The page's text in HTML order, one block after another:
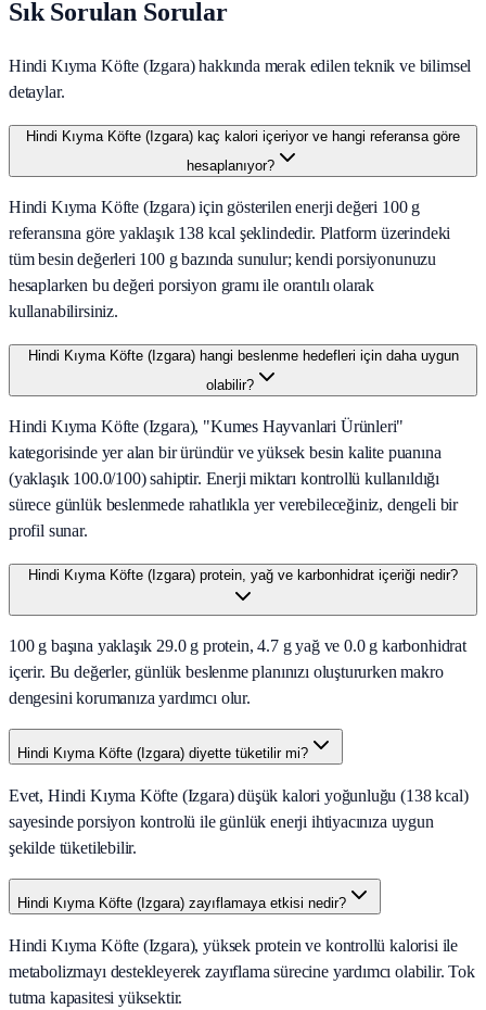
Sık Sorulan Sorular
Hindi Kıyma Köfte (Izgara) hakkında merak edilen teknik ve bilimsel
detaylar.
Hindi Kıyma Köfte (Izgara) kaç kalori içeriyor ve hangi referansa göre
hesaplanıyor?
Hindi Kıyma Köfte (Izgara) için gösterilen enerji değeri 100 g
referansına göre yaklaşık 138 kcal şeklindedir. Platform üzerindeki
tüm besin değerleri 100 g bazında sunulur; kendi porsiyonunuzu
hesaplarken bu değeri porsiyon gramı ile orantılı olarak
kullanabilirsiniz.
Hindi Kıyma Köfte (Izgara) hangi beslenme hedefleri için daha uygun
olabilir?
Hindi Kıyma Köfte (Izgara), "Kumes Hayvanlari Ürünleri"
kategorisinde yer alan bir üründür ve yüksek besin kalite puanına
(yaklaşık 100.0/100) sahiptir. Enerji miktarı kontrollü kullanıldığı
sürece günlük beslenmede rahatlıkla yer verebileceğiniz, dengeli bir
profil sunar.
Hindi Kıyma Köfte (Izgara) protein, yağ ve karbonhidrat içeriği nedir?
100 g başına yaklaşık 29.0 g protein, 4.7 g yağ ve 0.0 g karbonhidrat
içerir. Bu değerler, günlük beslenme planınızı oluştururken makro
dengesini korumanıza yardımcı olur.
Hindi Kıyma Köfte (Izgara) diyette tüketilir mi?
Evet, Hindi Kıyma Köfte (Izgara) düşük kalori yoğunluğu (138 kcal)
sayesinde porsiyon kontrolü ile günlük enerji ihtiyacınıza uygun
şekilde tüketilebilir.
Hindi Kıyma Köfte (Izgara) zayıflamaya etkisi nedir?
Hindi Kıyma Köfte (Izgara), yüksek protein ve kontrollü kalorisi ile
metabolizmayı destekleyerek zayıflama sürecine yardımcı olabilir. Tok
tutma kapasitesi yüksektir.